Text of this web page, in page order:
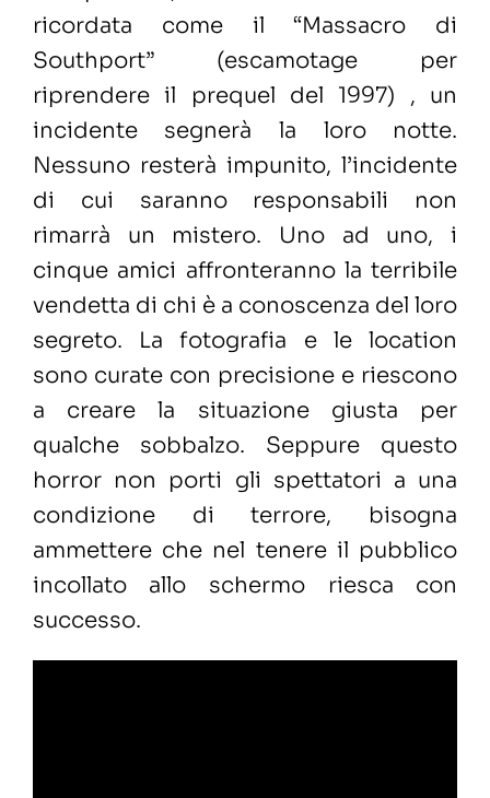
ricordata come il “Massacro di
Southport” (escamotage per
riprendere il prequel del 1997) , un
incidente segnerà la loro notte.
Nessuno resterà impunito, l’incidente
di cui saranno responsabili non
rimarrà un mistero. Uno ad uno, i
cinque amici affronteranno la terribile
vendetta di chi è a conoscenza del loro
segreto. La fotografia e le location
sono curate con precisione e riescono
a creare la situazione giusta per
qualche sobbalzo. Seppure questo
horror non porti gli spettatori a una
condizione di terrore, bisogna
ammettere che nel tenere il pubblico
incollato allo schermo riesca con
successo.